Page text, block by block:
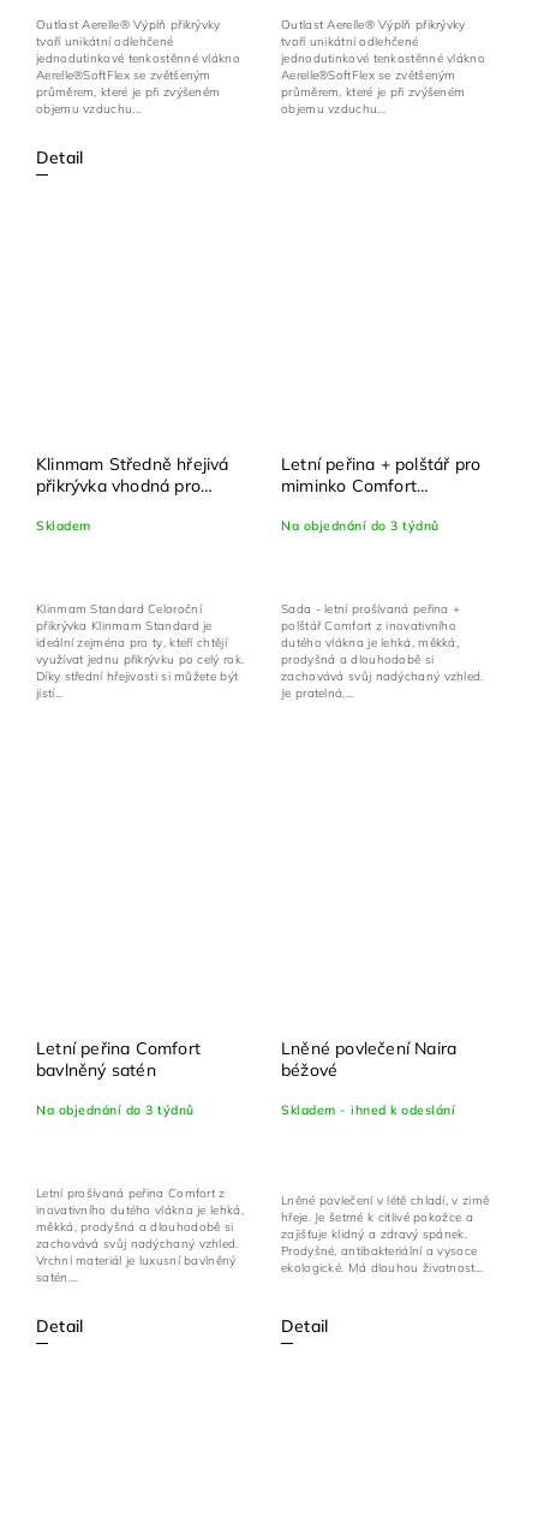
Detail
Outlast Aerelle® Výplň přikrývky
tvoří unikátní odlehčené
jednodutinkové tenkostěnné vlákno
Aerelle®SoftFlex se zvětšeným
průměrem, které je při zvýšeném
objemu vzduchu...
Outlast Aerelle® Výplň přikrývky
tvoří unikátní odlehčené
jednodutinkové tenkostěnné vlákno
Aerelle®SoftFlex se zvětšeným
průměrem, které je při zvýšeném
objemu vzduchu...
Klinmam Středně hřejivá
přikrývka vhodná pro
Standard, 135x200 cm
Skladem
Klinmam Standard Celoroční
přikrývka Klinmam Standard je
ideální zejména pro ty, kteří chtějí
využívat jednu přikrývku po celý rok.
Díky střední hřejivosti si můžete být
jistí...
Letní peřina + polštář pro
miminko Comfort
cm + 40x60 cm
Na objednání do 3 týdnů
Sada - letní prošívaná peřina +
polštář Comfort z inovativního
dutého vlákna je lehká, měkká,
prodyšná a dlouhodobě si
zachovává svůj nadýchaný vzhled.
Je pratelná,...
Letní peřina Comfort
bavlněný satén
Na objednání do 3 týdnů
Detail
Letní prošívaná peřina Comfort z
inovativního dutého vlákna je lehká,
měkká, prodyšná a dlouhodobě si
zachovává svůj nadýchaný vzhled.
Vrchní materiál je luxusní bavlněný
satén....
Lněné povlečení Naira
béžové
Skladem - ihned k odeslání
Detail
Lněné povlečení v létě chladí, v zimě
hřeje. Je šetrné k citlivé pokožce a
zajišťuje klidný a zdravý spánek.
Prodyšné, antibakteriální a vysoce
ekologické. Má dlouhou životnost...